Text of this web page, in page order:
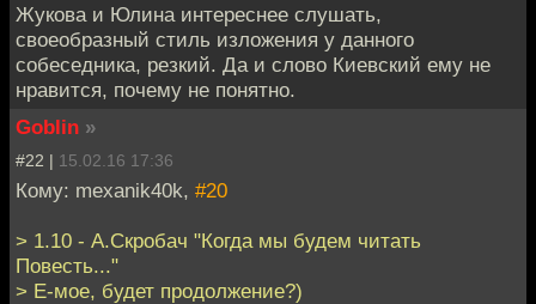
Жукова и Юлина интереснее слушать,
своеобразный стиль изложения у данного
собеседника, резкий. Да и слово Киевский ему не
нравится, почему не понятно.
Goblin »
#22 | 15.02.16 17:36
Кому: mexanik40k, #20
> 1.10 - А.Скробач "Когда мы будем читать
Повесть..."
> Е-мое, будет продолжение?)